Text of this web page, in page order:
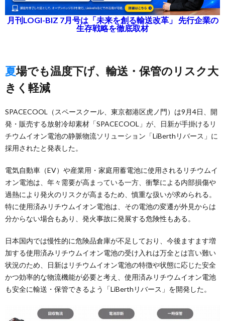
月刊LOGI-BIZ 7月号は「未来を創る輸送改革」 先行企業の
生存戦略を徹底取材
夏場でも温度下げ、輸送・保管のリスク大
きく軽減
SPACECOOL（スペースクール、東京都港区虎ノ門）は9月4日、開
発・販売する放射冷却素材「SPACECOOL」が、日新が手掛けるリ
チウムイオン電池の静脈物流ソリューション「LiBerthリバース」に
採用されたと発表した。
電気自動車（EV）や産業用・家庭用蓄電池に使用されるリチウムイ
オン電池は、年々需要が高まっている一方、衝撃による内部損傷や
過熱により発火のリスクが高まるため、慎重な扱いが求められる。
特に使用済みリチウムイオン電池は、その電池の変遷が外見からは
分からない場合もあり、発火事故に発展する危険性もある。
日本国内では慢性的に危険品倉庫が不足しており、今後ますます増
加する使用済みリチウムイオン電池の受け入れは万全とは言い難い
状況のため、日新はリチウムイオン電池の特徴や状態に応じた安全
かつ効率的な物流機能が必要と考え、使用済みリチウムイオン電池
も安全に輸送・保管できるよう「LiBerthリバース」を開発した。